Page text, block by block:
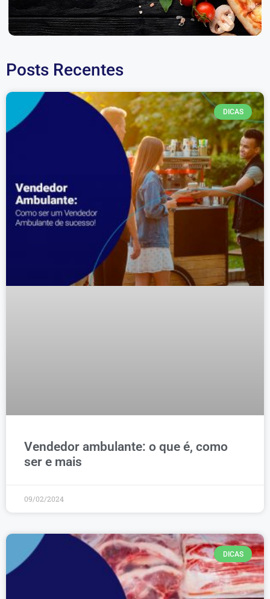
Posts Recentes
DICAS
Vendedor ambulante: o que é, como
ser e mais
09/02/2024
DICAS